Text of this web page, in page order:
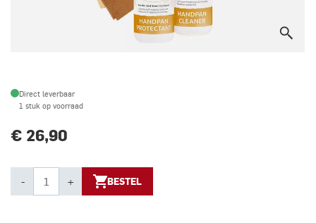
Direct leverbaar
1 stuk op voorraad
€ 26,90
- + BESTEL